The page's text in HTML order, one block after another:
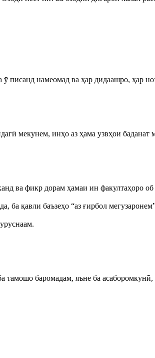
писанд намеомад ва ҳар дидаашро, ҳар
мекунем, инҳо аз ҳама узвҳои
ва фикр дорам ҳамаи ин факултаҳоро
ба қавли баъзеҳо “аз ғирбол
баромадам, яъне ба